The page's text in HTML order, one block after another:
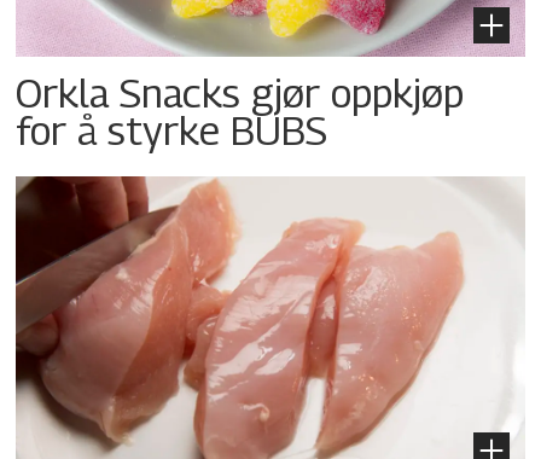
Orkla Snacks gjør oppkjøp
for å styrke BUBS